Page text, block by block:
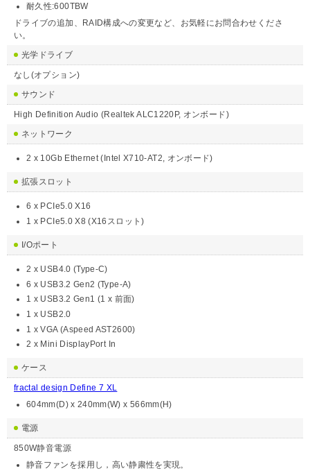
耐久性:600TBW
ドライブの追加、RAID構成への変更など、お気軽にお問合わせくださ
い。
光学ドライブ
なし(オプション)
サウンド
High Definition Audio (Realtek ALC1220P, オンボード)
ネットワーク
2 x 10Gb Ethernet (Intel X710-AT2, オンボード)
拡張スロット
6 x PCIe5.0 X16
1 x PCIe5.0 X8 (X16スロット)
I/Oポート
2 x USB4.0 (Type-C)
6 x USB3.2 Gen2 (Type-A)
1 x USB3.2 Gen1 (1 x 前面)
1 x USB2.0
1 x VGA (Aspeed AST2600)
2 x Mini DisplayPort In
ケース
fractal design Define 7 XL
604mm(D) x 240mm(W) x 566mm(H)
電源
850W静音電源
静音ファンを採用し，高い静粛性を実現。